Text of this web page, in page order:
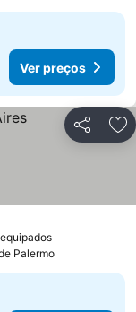
Ver preços
Partilhar
Palermo